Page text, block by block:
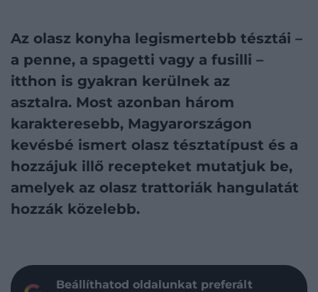
Az olasz konyha legismertebb tésztái –
a penne, a spagetti vagy a fusilli –
itthon is gyakran kerülnek az
asztalra. Most azonban három
karakteresebb, Magyarországon
kevésbé ismert olasz tésztatípust és a
hozzájuk illő recepteket mutatjuk be,
amelyek az olasz trattoriák hangulatát
hozzák közelebb.
Beállíthatod oldalunkat preferált